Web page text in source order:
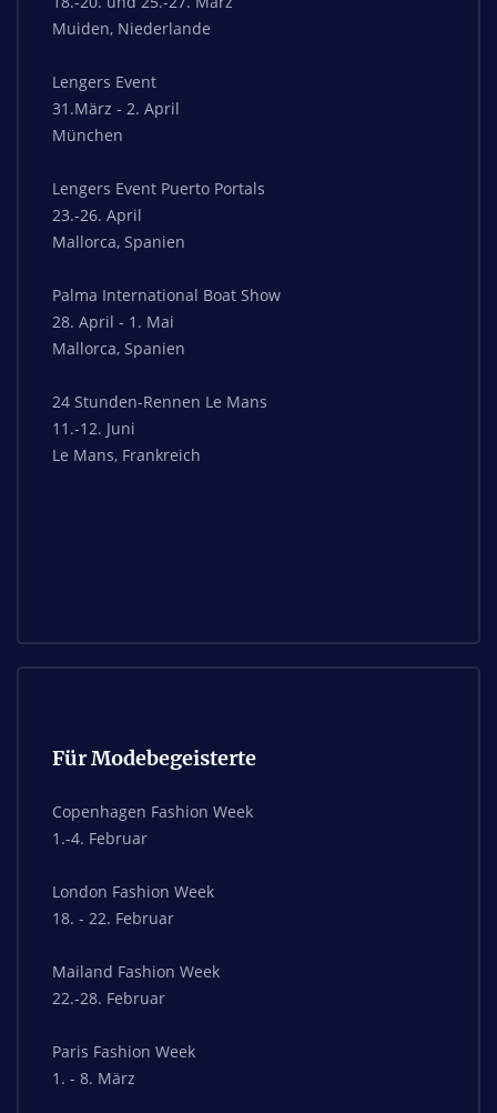
Muiden, Niederlande
Lengers Event
31.März - 2. April
München
Lengers Event Puerto Portals
23.-26. April
Mallorca, Spanien
Palma International Boat Show
28. April - 1. Mai
Mallorca, Spanien
24 Stunden-Rennen Le Mans
11.-12. Juni
Le Mans, Frankreich
Für Modebegeisterte
Copenhagen Fashion Week
1.-4. Februar
London Fashion Week
18. - 22. Februar
Mailand Fashion Week
22.-28. Februar
Paris Fashion Week
1. - 8. März